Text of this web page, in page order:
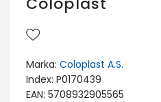
Marka: Coloplast A.S.
Index: P0170439
EAN: 5708932905565